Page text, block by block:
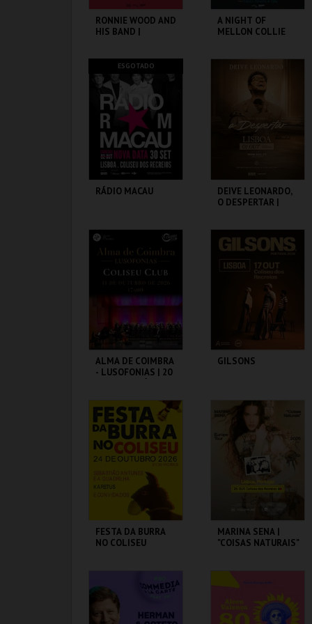
RONNIE WOOD AND
HIS BAND |
COLISEU DE LISBOA
MAIS INFO
COMPRAR
A NIGHT OF
MELLON COLLIE
FEATURING BILLY
CORGAN
COLISEU DE LISBOA
ESGOTADO
RÁDIO MACAU
COLISEU DE LISBOA
DEIVE LEONARDO,
O DESPERTAR |
COLISEU DE LISBOA
COMPRAR
ALMA DE COIMBRA
- LUSOFONIAS | 20
COLISEU DE LISBOA
MAIS INFO
COMPRAR
GILSONS
COLISEU DE LISBOA
COMPRAR
FESTA DA BURRA
NO COLISEU
MAIS INFO
MARINA SENA |
"COISAS NATURAIS"
COLISEU DE LISBOA
MAIS INFO